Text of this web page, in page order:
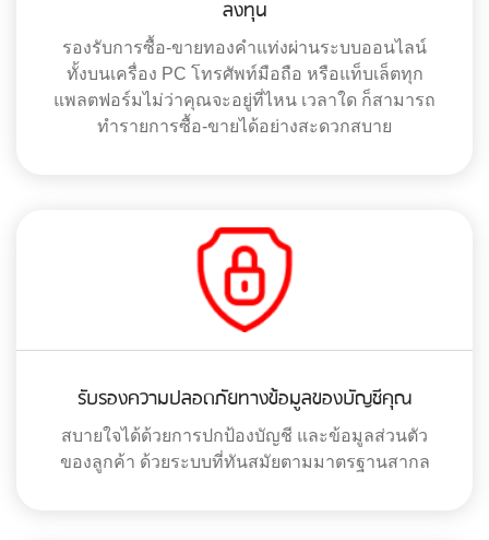
ลงทุน
รองรับการซื้อ-ขายทองคำแท่งผ่านระบบออนไลน์
ทั้งบนเครื่อง PC โทรศัพท์มือถือ หรือแท็บเล็ตทุก
แพลตฟอร์มไม่ว่าคุณจะอยู่ที่ไหน เวลาใด ก็สามารถ
ทำรายการซื้อ-ขายได้อย่างสะดวกสบาย
รับรองความปลอดภัยทางข้อมูลของบัญชีคุณ
สบายใจได้ด้วยการปกป้องบัญชี และข้อมูลส่วนตัว
ของลูกค้า ด้วยระบบที่ทันสมัยตามมาตรฐานสากล